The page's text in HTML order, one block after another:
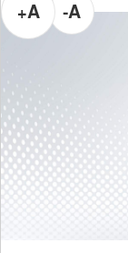
A-
A+